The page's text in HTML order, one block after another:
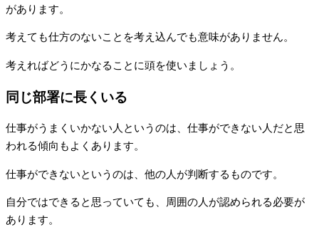
があります。
考えても仕方のないことを考え込んでも意味がありません。
考えればどうにかなることに頭を使いましょう。
同じ部署に長くいる
仕事がうまくいかない人というのは、仕事ができない人だと思
われる傾向もよくあります。
仕事ができないというのは、他の人が判断するものです。
自分ではできると思っていても、周囲の人が認められる必要が
あります。